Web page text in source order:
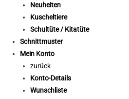
Neuheiten
Kuscheltiere
Schultüte / Kitatüte
Schnittmuster
Mein Konto
zurück
Konto-Details
Wunschliste